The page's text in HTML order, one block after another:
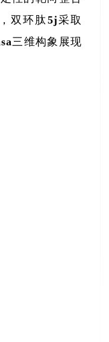
双环肽5j采取
三维构象展现